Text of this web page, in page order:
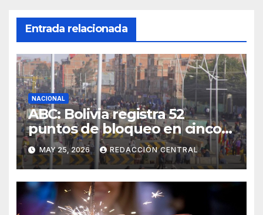
Entrada relacionada
NACIONAL
ABC: Bolivia registra 52
puntos de bloqueo en cinco
departamentos
MAY 25, 2026 REDACCIÓN CENTRAL